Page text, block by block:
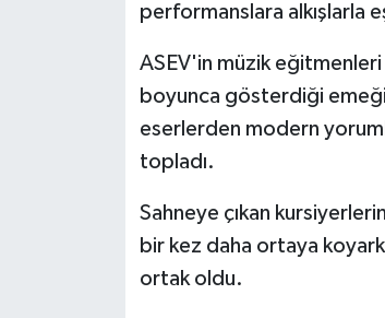
performanslara alkışlarla
ASEV'in müzik
boyunca gösterdiği
eserlerden modern
topladı.
Sahneye çıkan
bir kez daha ortaya
ortak oldu.
Jandarma
KÜLTÜR SANAT
Otomobil